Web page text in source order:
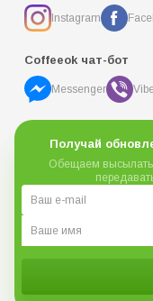
Instagram
Coffeeok чат-бот
Messenger
Получай
Обещаем